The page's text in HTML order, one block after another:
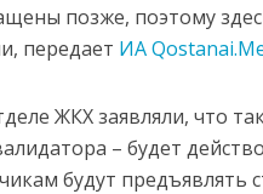
позже, поэтому
передает ИА
ЖКХ заявляли, что
– будет
будут предъявлять